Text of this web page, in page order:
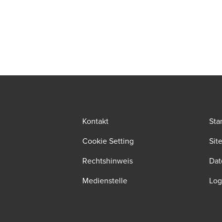
Kontakt
Cookie Setting
Rechtshinweis
Medienstelle